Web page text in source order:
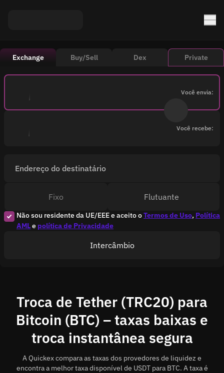
Exchange Buy/Sell Dex Private
Você envia:
Você recebe:
Endereço do destinatário
Não sou residente da UE/EEE e aceito oTermos de Uso, Política
AMLe política de Privacidade
Fixo Flutuante
Intercâmbio
Troca de Tether (TRC20) para
Bitcoin (BTC) – taxas baixas e
troca instantânea segura
A Quickex compara as taxas dos provedores de liquidez e
encontra a melhor taxa disponível de USDT para BTC. A taxa é